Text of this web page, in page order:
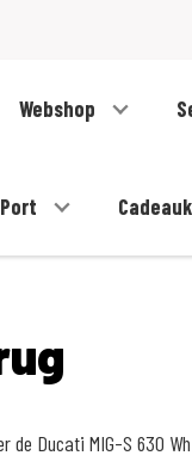
Webshop
de Ducati MIG-S 630